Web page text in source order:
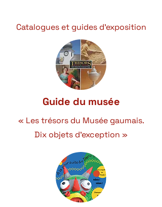
Catalogues et guides d'exposition
Guide du musée
« Les trésors du Musée gaumais.
Dix objets d'exception »